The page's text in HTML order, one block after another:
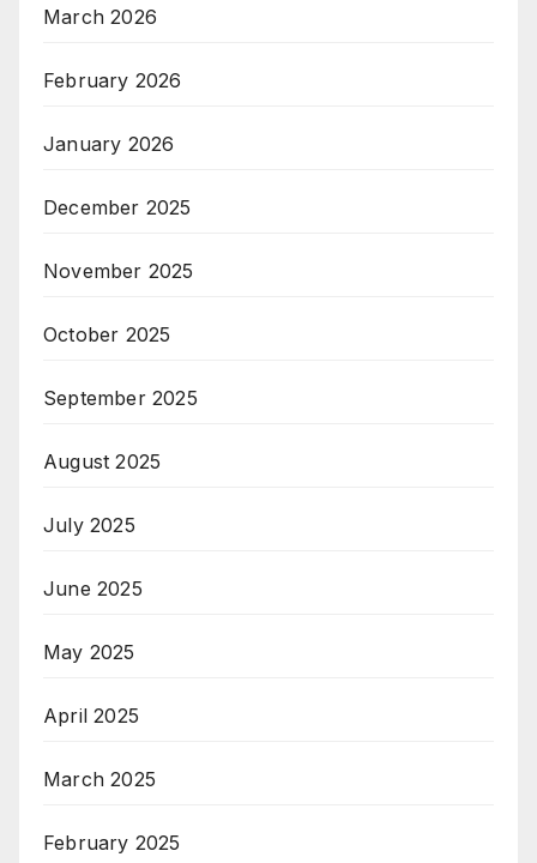
March 2026
February 2026
January 2026
December 2025
November 2025
October 2025
September 2025
August 2025
July 2025
June 2025
May 2025
April 2025
March 2025
February 2025